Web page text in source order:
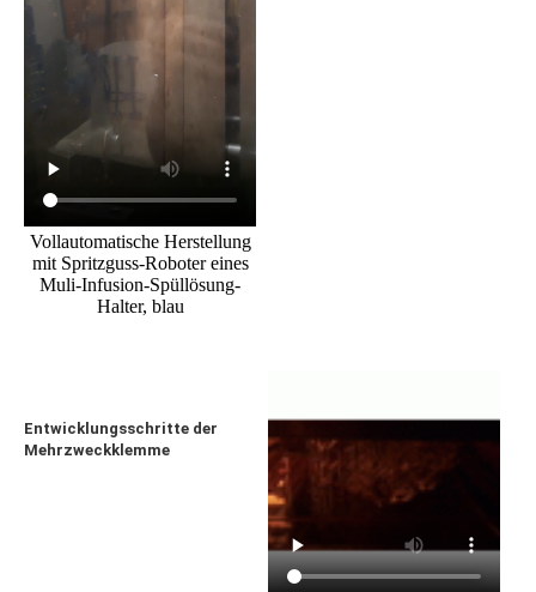
Vollautomatische Herstellung
mit Spritzguss-Roboter eines
Muli-Infusion-Spüllösung-
Halter, blau
Entwicklungsschritte der
Mehrzweckklemme